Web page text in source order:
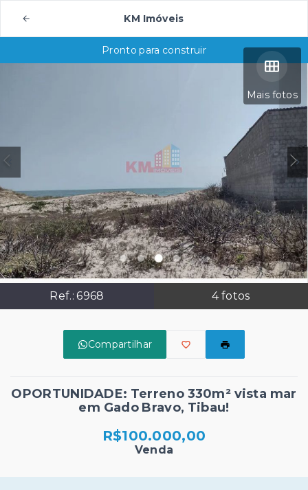
KM Imóveis
Mais fotos
Ref.:6968 4fotos
Pronto para construir
Compartilhar
OPORTUNIDADE: Terreno 330m² vista mar
em Gado Bravo, Tibau!
R$100.000,00
Venda